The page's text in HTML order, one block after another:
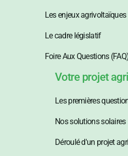
Les enjeux agrivoltaïques
Le cadre législatif
Foire Aux Questions
Votre projet
Les premières
Nos solutions solaires
Déroulé d'un projet